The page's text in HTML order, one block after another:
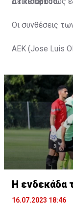
Οι συνθέσεις
ΑΕΚ (Jose Luis
Tomovic),
Τζιωρτζής (65'
Στον πάγκο:
Faraj, Lopes,
Gonzalez,
Κisvarda FC
Lippai, Alic,
Spasic.
H ενδεκάδα
16.07.2023 18:46